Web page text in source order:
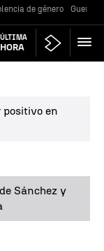
de género Guerra
ÚLTIMA
HORA
en
Sánchez y